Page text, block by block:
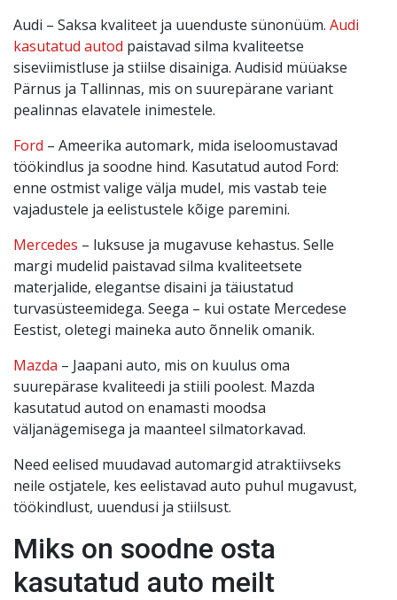
Audi – Saksa kvaliteet ja uuenduste sünonüüm. Audi
kasutatud autod paistavad silma kvaliteetse
siseviimistluse ja stiilse disainiga. Audisid müüakse
Pärnus ja Tallinnas, mis on suurepärane variant
pealinnas elavatele inimestele.
Ford – Ameerika automark, mida iseloomustavad
töökindlus ja soodne hind. Kasutatud autod Ford:
enne ostmist valige välja mudel, mis vastab teie
vajadustele ja eelistustele kõige paremini.
Mercedes – luksuse ja mugavuse kehastus. Selle
margi mudelid paistavad silma kvaliteetsete
materjalide, elegantse disaini ja täiustatud
turvasüsteemidega. Seega – kui ostate Mercedese
Eestist, oletegi maineka auto õnnelik omanik.
Mazda – Jaapani auto, mis on kuulus oma
suurepärase kvaliteedi ja stiili poolest. Mazda
kasutatud autod on enamasti moodsa
väljanägemisega ja maanteel silmatorkavad.
Need eelised muudavad automargid atraktiivseks
neile ostjatele, kes eelistavad auto puhul mugavust,
töökindlust, uuendusi ja stiilsust.
Miks on soodne osta
kasutatud auto meilt